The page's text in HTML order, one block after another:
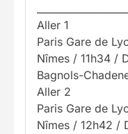
Aller 1
Paris Gare de
Nîmes / 11h34 /
Bagnols-
Aller 2
Paris Gare de
Nîmes / 12h42 /